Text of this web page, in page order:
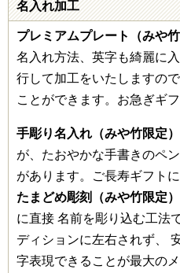
名入れ加工
プレミアムプレート（みや竹
名入れ方法、英字も綺麗に
行して加工をいたしますの
ことができます。お急ぎギ
手彫り名入れ（みや竹限定）
が、たおやかな手書きのペ
があります。ご長寿ギフトに
たまどめ彫刻（みや竹限定）
に直接 名前を彫り込む工法
ディションに左右されず、
字表現できることが最大の